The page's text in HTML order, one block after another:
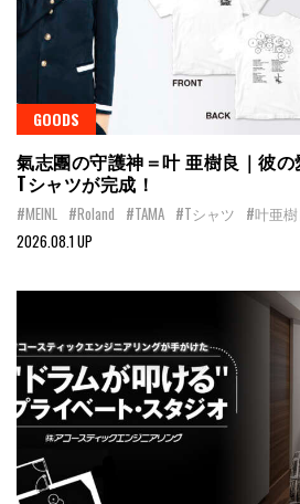
GOODS
氣志團の守護神＝叶 亜樹良｜彼
Tシャツが完成！
#MEINL #Roland #TAMA #Tシャツ #叶亜樹
2026.08.1 UP